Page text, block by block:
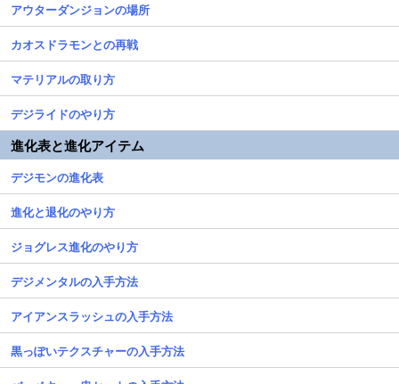
アウターダンジョンの場所
カオスドラモンとの再戦
マテリアルの取り方
デジライドのやり方
進化表と進化アイテム
デジモンの進化表
進化と退化のやり方
ジョグレス進化のやり方
デジメンタルの入手方法
アイアンスラッシュの入手方法
黒っぽいテクスチャーの入手方法